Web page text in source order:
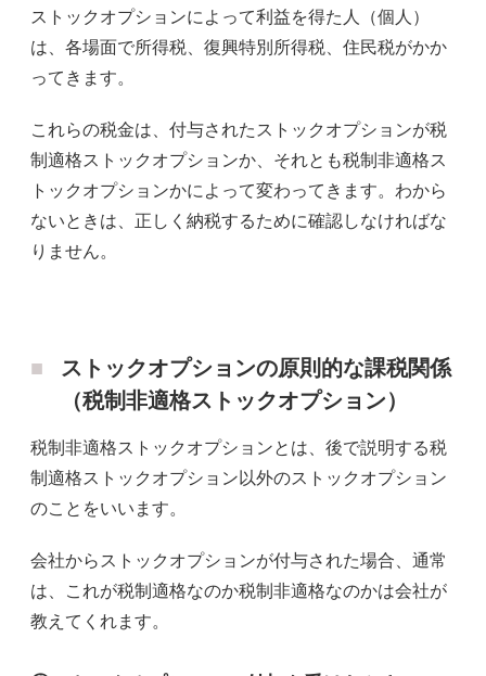
ストックオプションによって利益を得た人（個人）
は、各場面で所得税、復興特別所得税、住民税がかか
ってきます。
これらの税金は、付与されたストックオプションが税
制適格ストックオプションか、それとも税制非適格ス
トックオプションかによって変わってきます。わから
ないときは、正しく納税するために確認しなければな
りません。
ストックオプションの原則的な課税関係
（税制非適格ストックオプション）
税制非適格ストックオプションとは、後で説明する税
制適格ストックオプション以外のストックオプション
のことをいいます。
会社からストックオプションが付与された場合、通常
は、これが税制適格なのか税制非適格なのかは会社が
教えてくれます。